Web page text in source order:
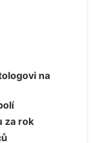
na
za rok